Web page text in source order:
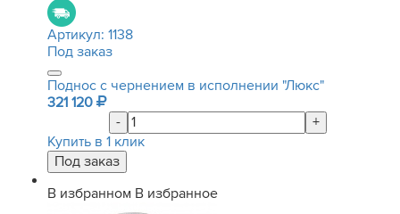
Артикул: 1138
Под заказ
Поднос с чернением в исполнении "Люкс"
321 120
-
+
Купить в 1 клик
В избранном В избранное